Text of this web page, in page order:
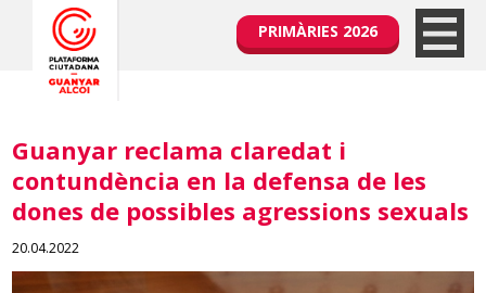
PRIMÀRIES 2026
Guanyar reclama claredat i
contundència en la defensa de les
dones de possibles agressions sexuals
20.04.2022